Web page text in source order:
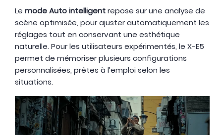
Le mode Auto intelligentrepose sur une analyse de
scène optimisée, pour ajuster automatiquement les
réglages tout en conservant une esthétique
naturelle. Pour les utilisateurs expérimentés, le X-E5
permet de mémoriser plusieurs configurations
personnalisées, prêtes à l’emploi selon les
situations.